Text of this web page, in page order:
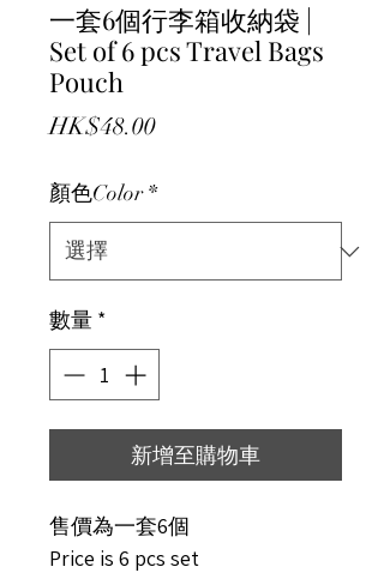
一套6個行李箱收納袋 |
Set of 6 pcs Travel Bags
Pouch
HK$48.00價格
顏色Color *
數量 *
新增至購物車
售價為一套6個
Price is 6 pcs set